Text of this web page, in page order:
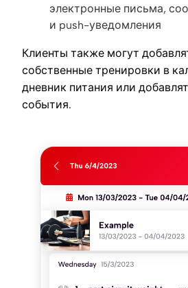
электронные письма,
и push-уведомления
Клиенты также могут
собственные тренировки в
дневник питания или
события.